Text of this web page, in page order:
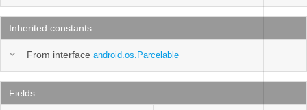
Inherited constants
From interface android.os.Parcelable
Fields